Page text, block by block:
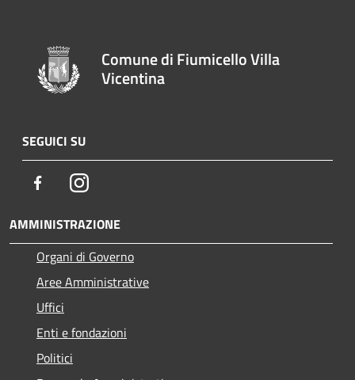
Comune di Fiumicello Villa
Vicentina
SEGUICI SU
FacebookInstagram
AMMINISTRAZIONE
Organi di Governo
Aree Amministrative
Uffici
Enti e fondazioni
Politici